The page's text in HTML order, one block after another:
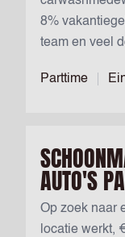
Parttime
8%
team en veel
AUTO'S
Op zoek naar
locatie werkt,